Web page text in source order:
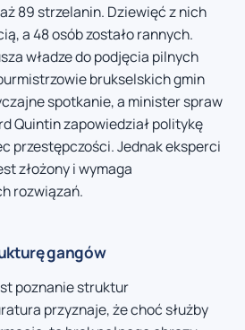
89 strzelanin. Dziewięć z nich
a 48 osób zostało rannych.
władze do podjęcia pilnych
brukselskich gmin
spotkanie, a minister spraw
Quintin zapowiedział politykę
przestępczości. Jednak eksperci
złożony i wymaga
rozwiązań.
gangów
poznanie struktur
przyznaje, że choć służby